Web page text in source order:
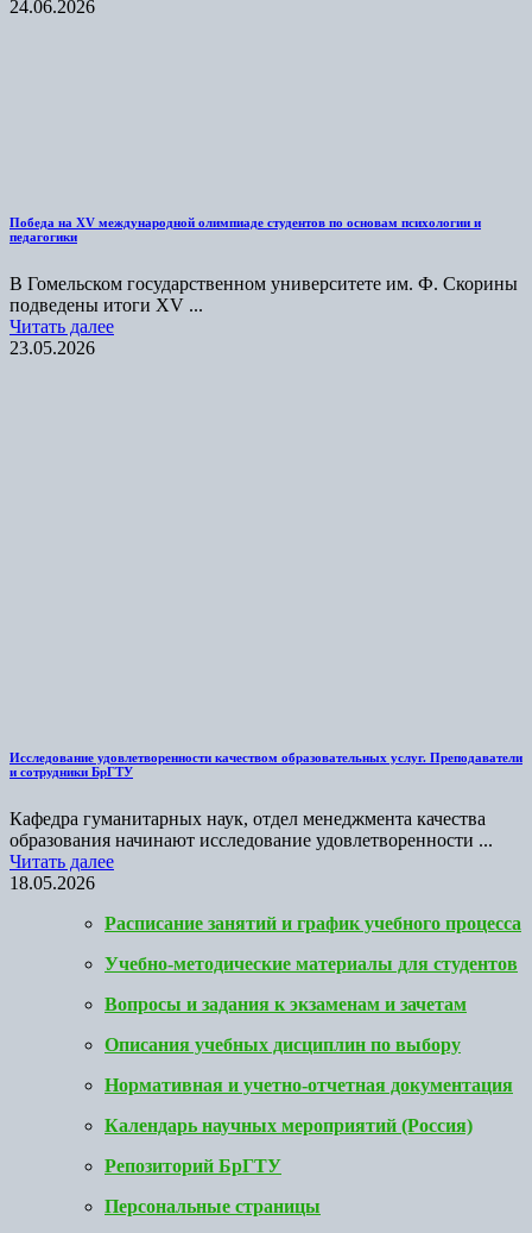
24.06.2026
Победа на XV международной олимпиаде студентов по основам психологии и
педагогики
В Гомельском государственном университете им. Ф. Скорины
подведены итоги XV ...
Читать далее
23.05.2026
Исследование удовлетворенности качеством образовательных услуг. Преподаватели
и сотрудники БрГТУ
Кафедра гуманитарных наук, отдел менеджмента качества
образования начинают исследование удовлетворенности ...
Читать далее
18.05.2026
Расписание занятий и график учебного процесса
Учебно-методические материалы для студентов
Вопросы и задания к экзаменам и зачетам
Описания учебных дисциплин по выбору
Нормативная и учетно-отчетная документация
Календарь научных мероприятий (Россия)
Репозиторий БрГТУ
Персональные страницы